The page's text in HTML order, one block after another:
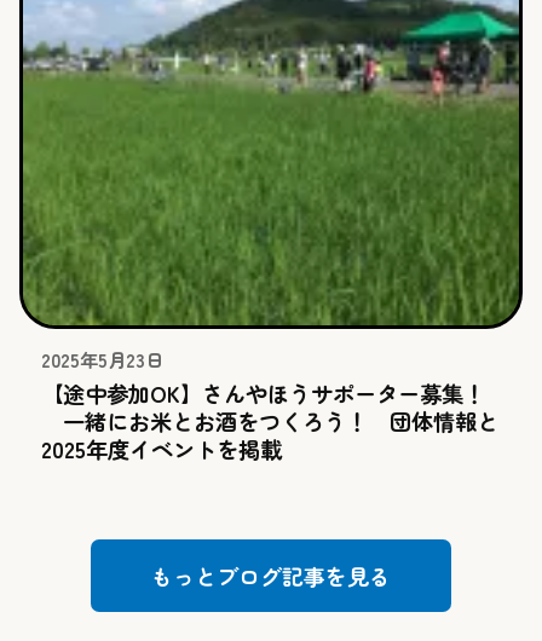
2025年5月23日
【途中参加OK】さんやほうサポーター募集！
一緒にお米とお酒をつくろう！ 団体情報と
2025年度イベントを掲載
もっとブログ記事を見る